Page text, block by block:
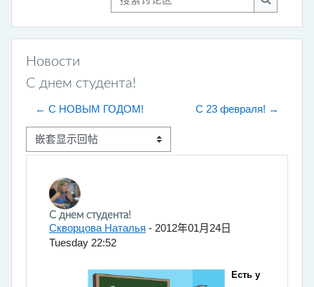
搜索讨论
Новости
С днем студента!
← С НОВЫМ ГОДОМ! C 23 февраля! →
显示模式
С днем студента!
Скворцова Наталья - 2012年01月24日
Tuesday 22:52
回帖数：0
Есть у